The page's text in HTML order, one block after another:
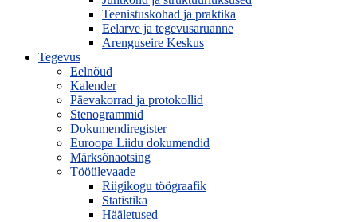
Teenistuskohad ja praktika
Eelarve ja tegevusaruanne
Arenguseire Keskus
Tegevus
Eelnõud
Kalender
Päevakorrad ja protokollid
Stenogrammid
Dokumendiregister
Euroopa Liidu dokumendid
Märksõnaotsing
Tööülevaade
Riigikogu töögraafik
Statistika
Hääletused